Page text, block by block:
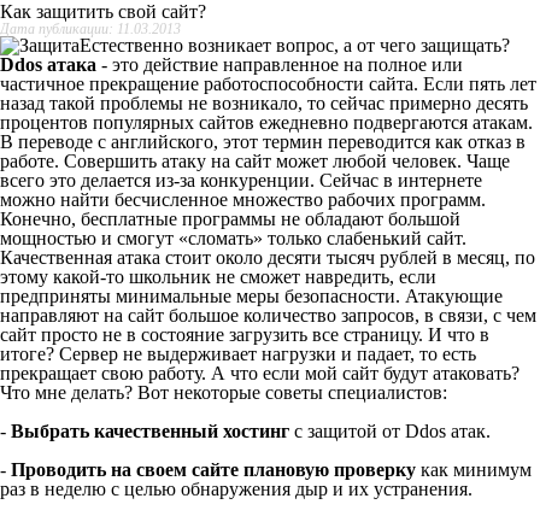
Как защитить свой сайт?
Дата публикации: 11.03.2013
Естественно возникает вопрос, а от чего защищать?
Ddos атака - это действие направленное на полное или
частичное прекращение работоспособности сайта. Если пять лет
назад такой проблемы не возникало, то сейчас примерно десять
процентов популярных сайтов ежедневно подвергаются атакам.
В переводе с английского, этот термин переводится как отказ в
работе. Совершить атаку на сайт может любой человек. Чаще
всего это делается из-за конкуренции. Сейчас в интернете
можно найти бесчисленное множество рабочих программ.
Конечно, бесплатные программы не обладают большой
мощностью и смогут «сломать» только слабенький сайт.
Качественная атака стоит около десяти тысяч рублей в месяц, по
этому какой-то школьник не сможет навредить, если
предприняты минимальные меры безопасности. Атакующие
направляют на сайт большое количество запросов, в связи, с чем
сайт просто не в состояние загрузить все страницу. И что в
итоге? Сервер не выдерживает нагрузки и падает, то есть
прекращает свою работу. А что если мой сайт будут атаковать?
Что мне делать? Вот некоторые советы специалистов:
- Выбрать качественный хостинг с защитой от Ddos атак.
- Проводить на своем сайте плановую проверку как минимум
раз в неделю с целью обнаружения дыр и их устранения.